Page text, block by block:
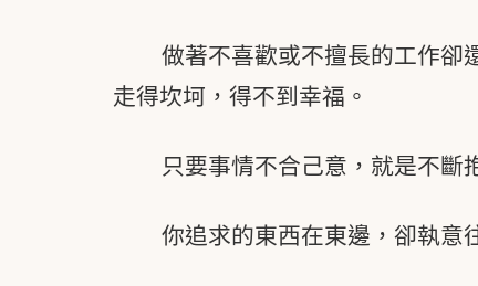
做著不喜歡或不擅長的工作卻
走得坎坷，得不到幸福。
只要事情不合己意，就是不斷
你追求的東西在東邊，卻執意